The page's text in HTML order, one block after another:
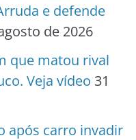
e defende
de 2026
que matou rival
Veja vídeo 31
após carro invadir